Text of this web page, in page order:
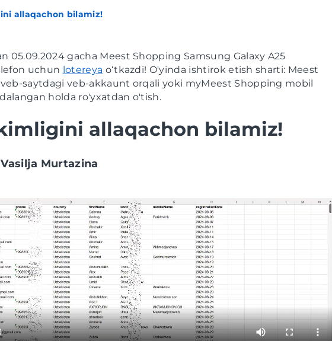
allaqachon bilamiz!
05.09.2024 gacha Meest Shopping Samsung Galaxy A25
uchun lotereya oʻtkazdi! O'yinda ishtirok etish sharti: Meest
saytdagi veb-akkaunt orqali yoki myMeest Shopping mobil
holda ro'yxatdan o'tish.
allaqachon bilamiz!
Murtazina